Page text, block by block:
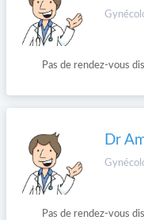
Pas de rendez-vous
Dr
Pas de rendez-vous